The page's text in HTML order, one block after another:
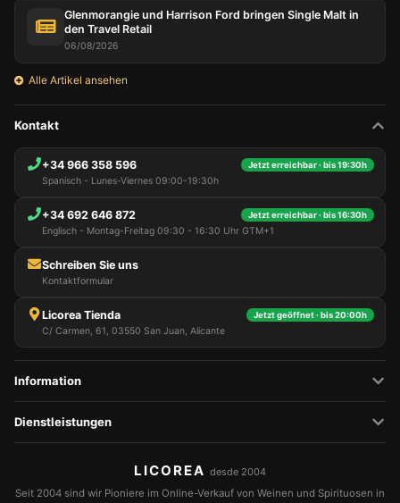
Glenmorangie und Harrison Ford bringen Single Malt in
den Travel Retail
06/08/2026
Alle Artikel ansehen
Kontakt
+34 966 358 596 Jetzt erreichbar · bis 19:30h
Spanisch - Lunes-Viernes 09:00-19:30h
+34 692 646 872 Jetzt erreichbar · bis 16:30h
Englisch - Montag-Freitag 09:30 - 16:30 Uhr GTM+1
Schreiben Sie uns
Kontaktformular
Licorea Tienda Jetzt geöffnet · bis 20:00h
C/ Carmen, 61, 03550 San Juan, Alicante
Information
Dienstleistungen
LICOREA desde 2004
Seit 2004 sind wir Pioniere im Online-Verkauf von Weinen und Spirituosen in